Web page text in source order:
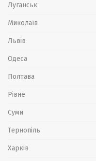
Луганськ
Миколаїв
Львів
Одеса
Полтава
Рівне
Суми
Тернопіль
Харків